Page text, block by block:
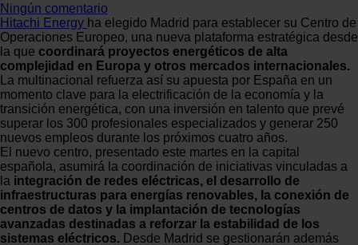
Ningún comentario
Hitachi Energy ha elegido Madrid para establecer su Centro de
Operaciones Europeo, una nueva plataforma estratégica desde
la que coordinará proyectos energéticos de alta
complejidad en Europa y otros mercados internacionales.
La multinacional refuerza así su apuesta por España en un
momento clave para la electrificación de la economía y la
transición energética, con una inversión en talento que prevé
superar los 300 profesionales especializados y generar 250
nuevos empleos durante los próximos cuatro años.
El nuevo centro, presentado este martes en la capital
española, asumirá la coordinación de iniciativas vinculadas a
la integración de redes eléctricas, el desarrollo de
infraestructuras para energías renovables, la conexión de
centros de datos y la implantación de tecnologías
avanzadas destinadas a reforzar la estabilidad de los
sistemas eléctricos. Desde Madrid se gestionarán además